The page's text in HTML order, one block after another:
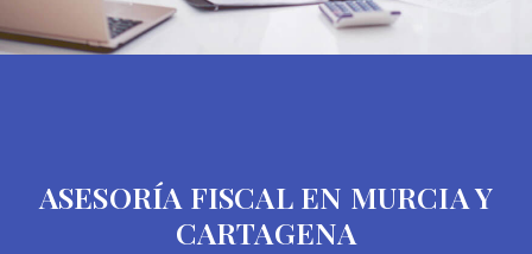
ASESORÍA FISCAL EN MURCIA Y
CARTAGENA